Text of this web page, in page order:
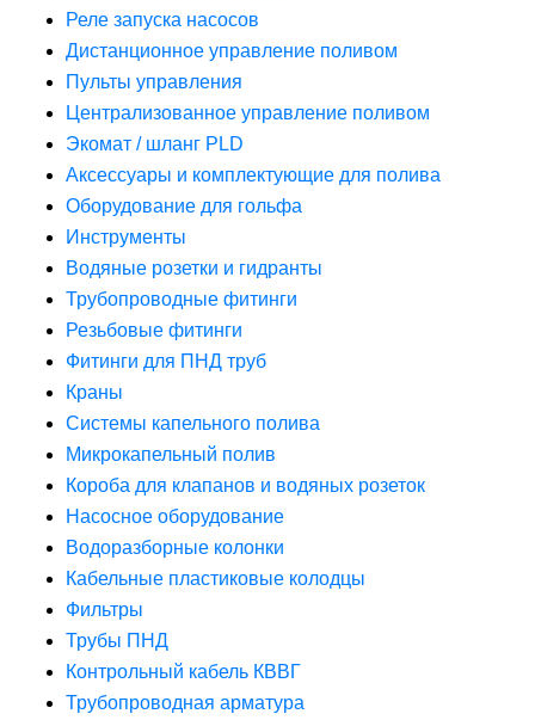
Реле запуска насосов
Дистанционное управление поливом
Пульты управления
Централизованное управление поливом
Экомат / шланг PLD
Аксессуары и комплектующие для полива
Оборудование для гольфа
Инструменты
Водяные розетки и гидранты
Трубопроводные фитинги
Резьбовые фитинги
Фитинги для ПНД труб
Краны
Системы капельного полива
Микрокапельный полив
Короба для клапанов и водяных розеток
Насосное оборудование
Водоразборные колонки
Кабельные пластиковые колодцы
Фильтры
Трубы ПНД
Контрольный кабель КВВГ
Трубопроводная арматура